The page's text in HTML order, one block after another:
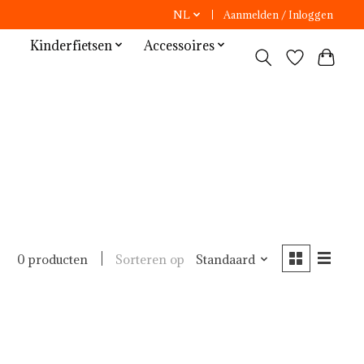
NL Aanmelden / Inloggen
Kinderfietsen
Accessoires
0 producten Sorteren op Standaard